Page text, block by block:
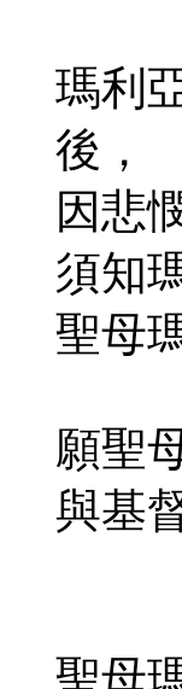
瑪利
後，
因悲
須知
聖母
願聖
與基
聖母